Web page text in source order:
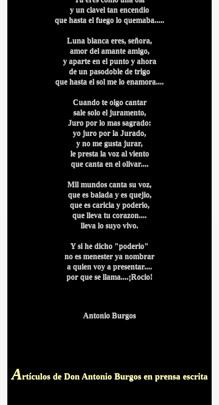
y un clavel tan encendio
que hasta el fuego lo quemaba.....
Luna blanca eres, señora,
amor del amante amigo,
y aparte en el punto y ahora
de un pasodoble de trigo
que hasta el sol me lo enamora....
Cuando te oigo cantar
sale solo el juramento,
Juro por lo mas sagrado:
yo juro por la Jurado,
y no me gusta jurar,
le presta la voz al viento
que canta en el olivar....
Mil mundos canta su voz,
que es balada y es quejio,
que es caricia y poderio,
que lleva tu corazon....
lleva lo suyo vivo.
Y si he dicho "poderio"
no es menester ya nombrar
a quien voy a presentar....
por que se llama....¡Rocio!
Antonio Burgos
Artículos de Don Antonio Burgos en prensa escrita